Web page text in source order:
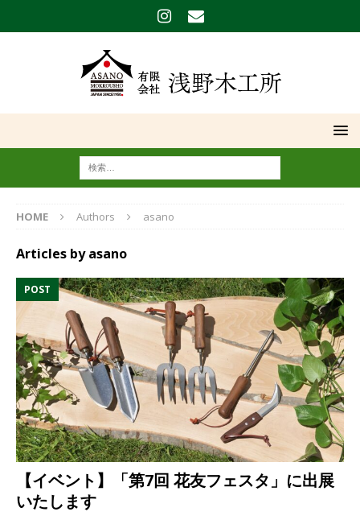
HOME Authors asano
Articles byasano
POST
【イベント】「第7回 花友フェスタ」に出展
いたします